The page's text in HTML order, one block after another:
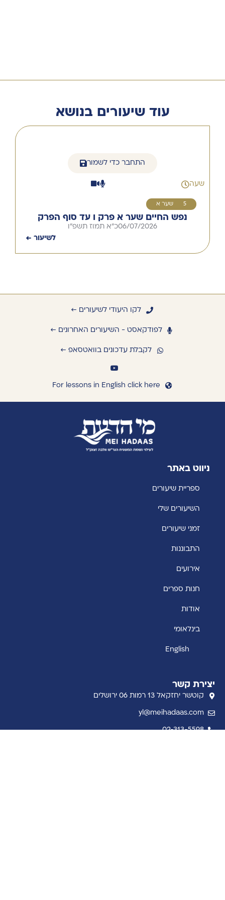
עוד שיעורים בנושא
התחבר כדי לשמור
שעה
15 שער א
נפש החיים שער א פרק ו עד סוף הפרק
06/07/2026כ"א תמוז תשפ"ו
לשיעור ←
לקו היעודי לשיעורים ←
לפודקאסט - השיעורים האחרונים ←
לקבלת עדכונים בוואטסאפ ←
For lessons in English click here
ניווט באתר
ספריית שיעורים
השיעורים שלי
זמני שיעורים
התבוננות
אירועים
חנות ספרים
אודות
בינלאומי
English
יצירת קשר
קוטשר יחזקאל 13 רמות 06 ירושלים
yl@meihadaas.com
02-313-5598